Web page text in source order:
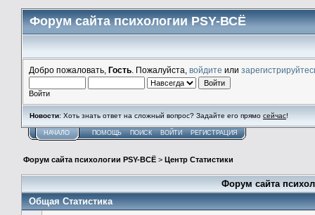
Форум сайта психологии PSY-ВСЁ
Добро пожаловать, Гость . Пожалуйста, войдите или
Войти
Новости: Хоть знать ответ на сложный вопрос? Задайте его прямо сейчас!
НАЧАЛО ПОМОЩЬ ПОИСК ВОЙТИ РЕГИСТРАЦИЯ
Форум сайта психологии PSY-ВСЁ > Центр Статистики
Форум сайта
Общая Статистика